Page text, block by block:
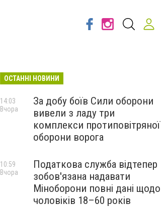
ОСТАННІ НОВИНИ
За добу боїв Сили оборони
вивели з ладу три
комплекси протиповітряної
оборони ворога
14:03
Вчора
Податкова служба відтепер
зобов'язана надавати
Міноборони повні дані щодо
чоловіків 18–60 років
10:59
Вчора